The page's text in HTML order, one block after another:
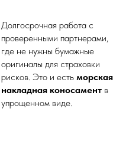
Долгосрочная работа с
проверенными партнерами,
где не нужны бумажные
оригиналы для страховки
рисков. Это и есть морская
накладная коносамент в
упрощенном виде.